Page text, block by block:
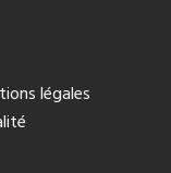
légales